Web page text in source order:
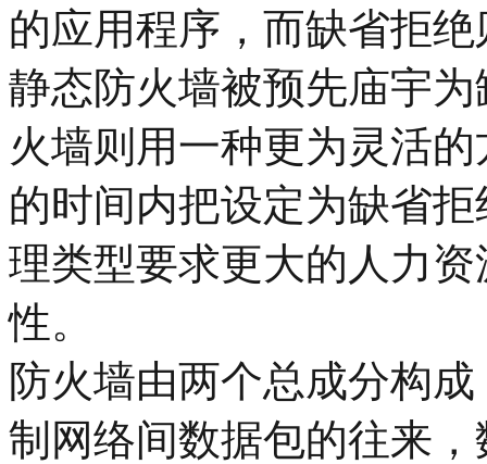
的应用程序，而缺省拒
静态防火墙被预先庙宇
火墙则用一种更为灵活
的时间内把设定为缺省
理类型要求更大的人力
性。
防火墙由两个总成分构
制网络间数据包的往来